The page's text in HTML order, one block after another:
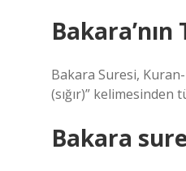
Bakara Suresi,
(sığır)”
Bakara